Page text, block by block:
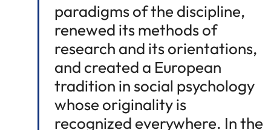
paradigms of the discipline,
renewed its methods of
research and its orientations,
and created a European
tradition in social psychology
whose originality is
recognized everywhere. In the